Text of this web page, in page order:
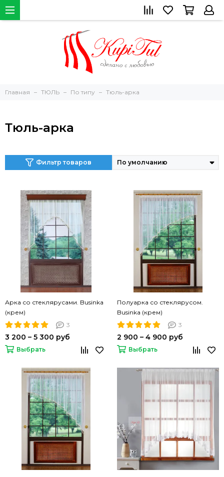
Главная ТЮЛЬ По типу Тюль-арка
Тюль-арка
Фильтр товаров
Арка со стеклярусами. Businka
(крем)
3
3 200 – 5 300 руб
Выбрать
Полуарка со стеклярусом.
Businka (крем)
3
2 900 – 4 900 руб
Выбрать